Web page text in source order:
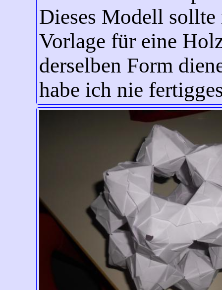
Dieses Modell sollte
Vorlage für eine
derselben Form
habe ich nie